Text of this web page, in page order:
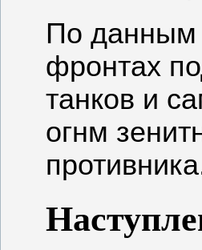
По данным
фронтах
танков и
огнм